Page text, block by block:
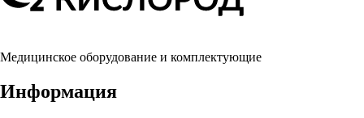
Медицинское оборудование и комплектующие
Информация